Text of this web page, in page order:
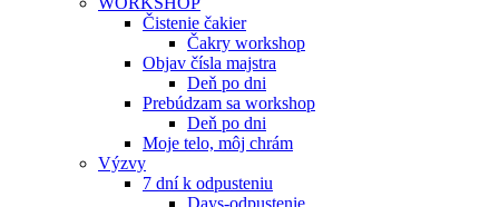
Čistenie čakier
Čakry workshop
Objav čísla majstra
Deň po dni
Prebúdzam sa workshop
Deň po dni
Moje telo, môj chrám
Výzvy
7 dní k odpusteniu
Days-odpustenie